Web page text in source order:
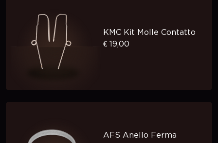
KMC Kit Molle Contatto
€ 19,00
AFS Anello Ferma